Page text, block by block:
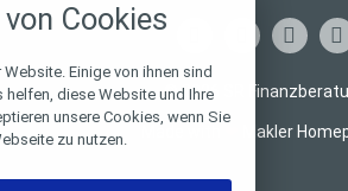
© 2026 SR
Made with Makler
Cookies
Einige von ihnen sind
diese Website und Ihre
unsere Cookies, wenn Sie
zu nutzen.
alle verwendeten Cookies und
zu blockieren.
Notwendig
Performance